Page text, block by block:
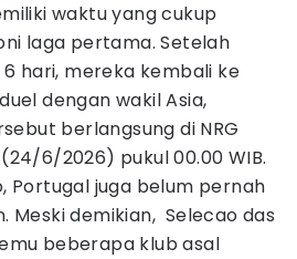
waktu yang cukup
laga pertama. Setelah
hari, mereka kembali ke
dengan wakil Asia,
berlangsung di NRG
6/2026) pukul 00.00 WIB.
Portugal juga belum pernah
Meski demikian, Selecao das
beberapa klub asal